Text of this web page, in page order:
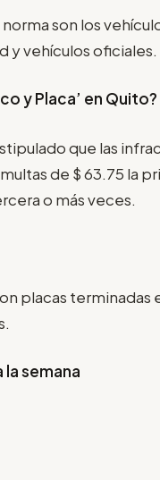
son los
y vehículos oficiales.
y Placa’ en Quito?
que las
de $ 63.75 la
o más veces.
placas terminadas
semana